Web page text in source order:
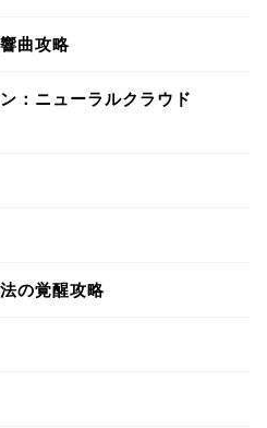
曲攻略
：ニューラルクラウド
の覚醒攻略